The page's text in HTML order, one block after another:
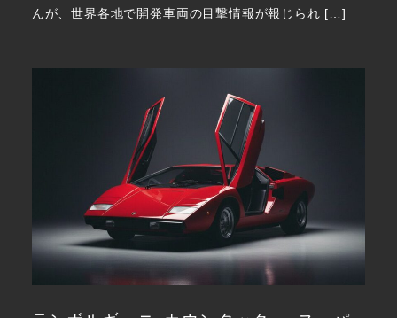
んが、世界各地で開発車両の目撃情報が報じられ […]